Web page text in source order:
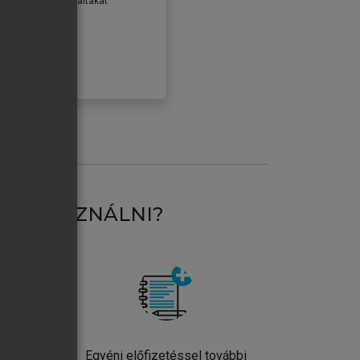
HASZNÁLNI?
Egyéni előfizetéssel további